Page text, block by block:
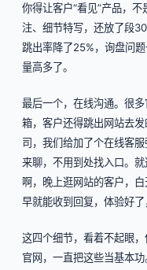
你得让客户“看见”产品，
注、细节特写，还放了段
跳出率降了25%，询盘问
量高多了。
最后一个，在线沟通。很
箱，客户还得跳出网站去
司，我们给加了个在线客
来聊，不用到处找入口。
啊，晚上逛网站的客户，
早就能收到回复，体验好了
这四个细节，看着不起眼
官网，一直把这些当基本